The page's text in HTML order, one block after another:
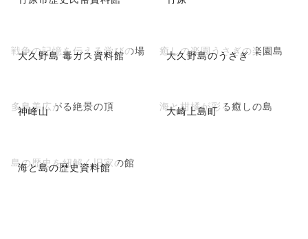
大久野島 毒ガス資料館
戦争の記憶を伝える学びの場 大久野島のうさぎ
癒しの楽園うさぎの楽園島
神峰山
多島美広がる絶景の頂 大崎上島町
海と柑橘が彩る癒しの島
海と島の歴史資料館
島の歴史を紐解く旧家の館